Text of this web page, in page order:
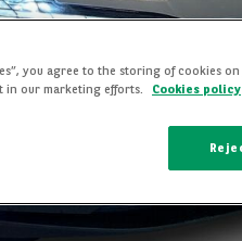
you agree to the storing of cookies
in our marketing efforts.
Cookies policy